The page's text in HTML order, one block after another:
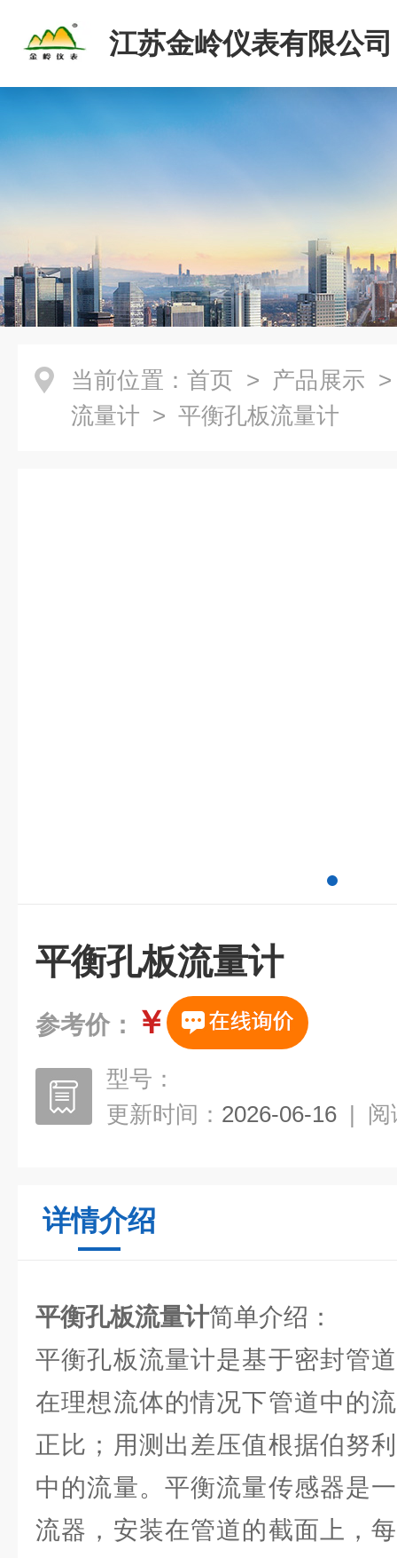
江苏金岭仪表有限公司
当前位置： 首页 > 产品展示
流量计 > 平衡孔板流量计
平衡孔板流量计
参考价： ￥
型号：
更新时间： 2026-06-16 | 阅
详情介绍
平衡孔板流量计简单介绍：
平衡孔板流量计是基于密封管
在理想流体的情况下管道中的
正比；用测出差压值根据伯努
中的流量。平衡流量传感器是
流器，安装在管道的截面上，